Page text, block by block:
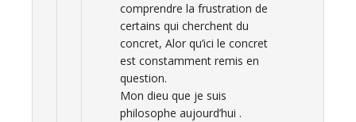
comprendre la frustration de
certains qui cherchent du
concret, Alor qu’ici le concret
est constamment remis en
question.
Mon dieu que je suis
philosophe aujourd’hui .